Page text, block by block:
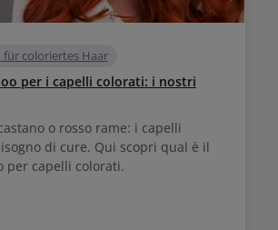
für coloriertes Haar
per i capelli colorati: i nostri
o rosso rame: i capelli
di cure. Qui scopri qual è il
per capelli colorati.